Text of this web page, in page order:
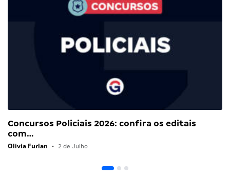
Concursos Policiais 2026: confira os editais
com…
Olivia Furlan • 2 de Julho